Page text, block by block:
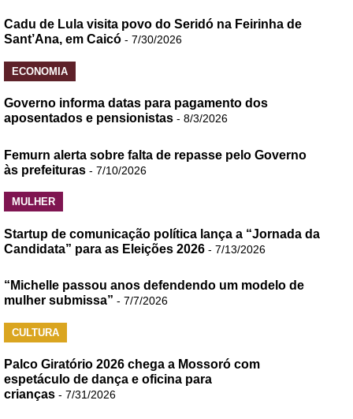
Cadu de Lula visita povo do Seridó na Feirinha de
Sant’Ana, em Caicó - 7/30/2026
ECONOMIA
Governo informa datas para pagamento dos
aposentados e pensionistas - 8/3/2026
Femurn alerta sobre falta de repasse pelo Governo
às prefeituras - 7/10/2026
MULHER
Startup de comunicação política lança a “Jornada da
Candidata” para as Eleições 2026 - 7/13/2026
“Michelle passou anos defendendo um modelo de
mulher submissa” - 7/7/2026
CULTURA
Palco Giratório 2026 chega a Mossoró com
espetáculo de dança e oficina para
crianças - 7/31/2026